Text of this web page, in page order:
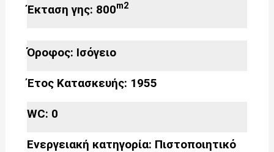
Όροφος: Ισόγειο
Έτος Κατασκευής: 1955
WC: 0
Ενεργειακή κατηγορία: Πιστοποιητικό
Έκταση γης: 800m2